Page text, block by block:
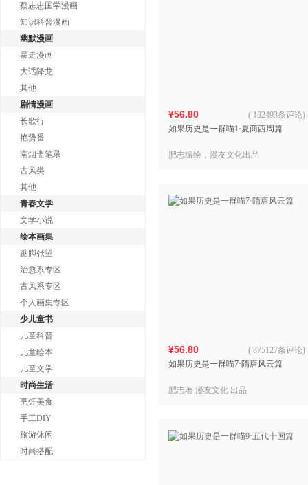
蔡志忠国学漫画
知识科普漫画
幽默漫画
暴走漫画
大话降龙
其他
剧情漫画
长歌行
艳势番
南烟斋笔录
古风类
其他
青春文学
文学小说
绘本画集
踮脚张望
治愈系专区
古风系专区
个人画集专区
少儿童书
儿童科普
儿童绘本
儿童文学
时尚生活
烹饪美食
手工DIY
旅游休闲
时尚搭配
¥56.80
如果历史是一群喵1·夏商西周篇
( 182493条评论)
肥志编绘，漫友文化出品
¥56.80
如果历史是一群喵7·隋唐风云篇
( 875127条评论)
肥志著 漫友文化 出品